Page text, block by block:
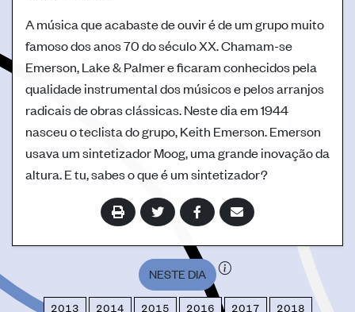
A música que acabaste de ouvir é de um grupo muito
famoso dos anos 70 do século XX. Chamam-se
Emerson, Lake & Palmer e ficaram conhecidos pela
qualidade instrumental dos músicos e pelos arranjos
radicais de obras clássicas. Neste dia em 1944
nasceu o teclista do grupo, Keith Emerson. Emerson
usava um sintetizador Moog, uma grande inovação da
altura. E tu, sabes o que é um sintetizador?
NESTE DIA
2013 2014 2015 2016 2017 2018